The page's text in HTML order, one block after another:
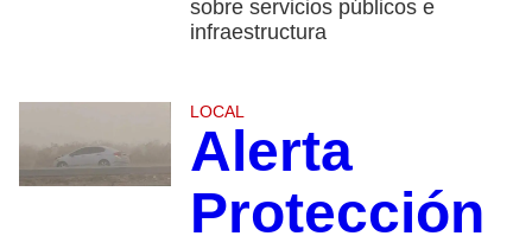
sobre servicios públicos e
infraestructura
LOCAL
Alerta
Protección